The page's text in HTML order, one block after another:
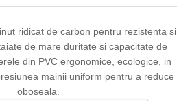
ridicat de carbon pentru rezistenta si
de mare duritate si capacitate de
din PVC ergonomice, ecologice, in
mainii uniform pentru a reduce
oboseala.